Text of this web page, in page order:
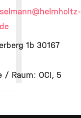
@helmholtz-
1b 30167
/ Raum: OCI, 5